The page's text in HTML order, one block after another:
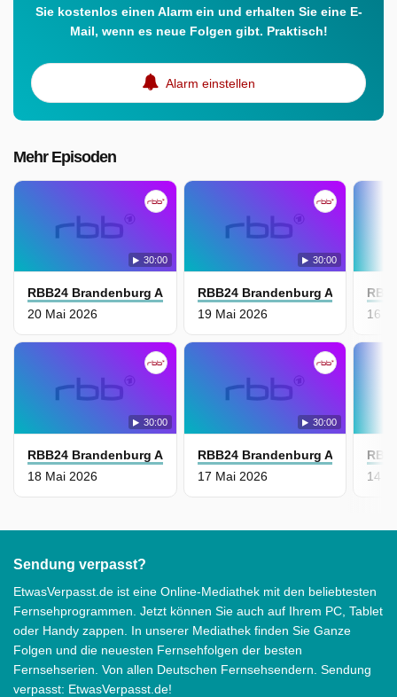
Sie kostenlos einen Alarm ein und erhalten Sie eine E-
Mail, wenn es neue Folgen gibt. Praktisch!
Alarm einstellen
Mehr Episoden
30:00
RBB24 Brandenburg Aktuell
20 Mai 2026
30:00
RBB24 Brandenburg Aktuell
19 Mai 2026
30:00
RBB24 Brandenburg Aktuell
18 Mai 2026
30:00
RBB24 Brandenburg Aktuell
17 Mai 2026
16
14
Sendung verpasst?
EtwasVerpasst.de ist eine Online-Mediathek mit den beliebtesten
Fernsehprogrammen. Jetzt können Sie auch auf Ihrem PC, Tablet
oder Handy zappen. In unserer Mediathek finden Sie Ganze
Folgen und die neuesten Fernsehfolgen der besten
Fernsehserien. Von allen Deutschen Fernsehsendern. Sendung
verpasst: EtwasVerpasst.de!